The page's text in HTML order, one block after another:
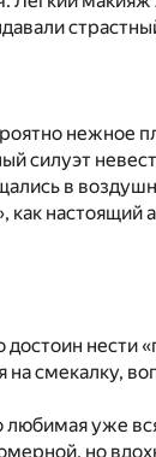
нежное
силуэт
в
как настоящий
нести
смекалку,
уже
но